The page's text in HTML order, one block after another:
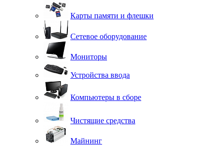
Карты памяти и флешки
Сетевое оборудование
Мониторы
Устройства ввода
Компьютеры в сборе
Чистящие средства
Майнинг